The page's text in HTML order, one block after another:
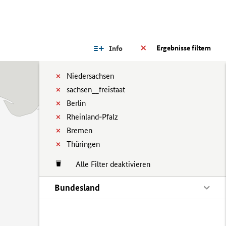
Ergebnisse filtern
Info
Niedersachsen
sachsen__freistaat
Berlin
Rheinland-Pfalz
Bremen
Thüringen
Alle Filter deaktivieren
Bundesland